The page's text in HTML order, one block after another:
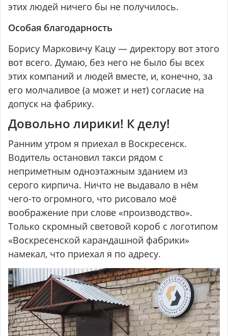
этих людей ничего бы не получилось.
Особая благодарность
Борису Марковичу Кацу — директору вот этого
вот всего. Думаю, без него не было бы всех
этих компаний и людей вместе, и, конечно, за
его молчаливое (а может и нет) согласие на
допуск на фабрику.
Довольно лирики! К делу!
Ранним утром я приехал в Воскресенск.
Водитель остановил такси рядом с
неприметным одноэтажным зданием из
серого кирпича. Ничто не выдавало в нём
чего-то огромного, что рисовало моё
воображение при слове «производство».
Только скромный световой короб с логотипом
«Воскресенской карандашной фабрики»
намекал, что приехал я по адресу.